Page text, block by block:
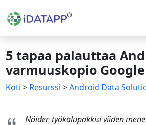
5 tapaa palauttaa
varmuuskopio
Koti > Resurssi >Android Data
Näiden työkalupakkisi viiden